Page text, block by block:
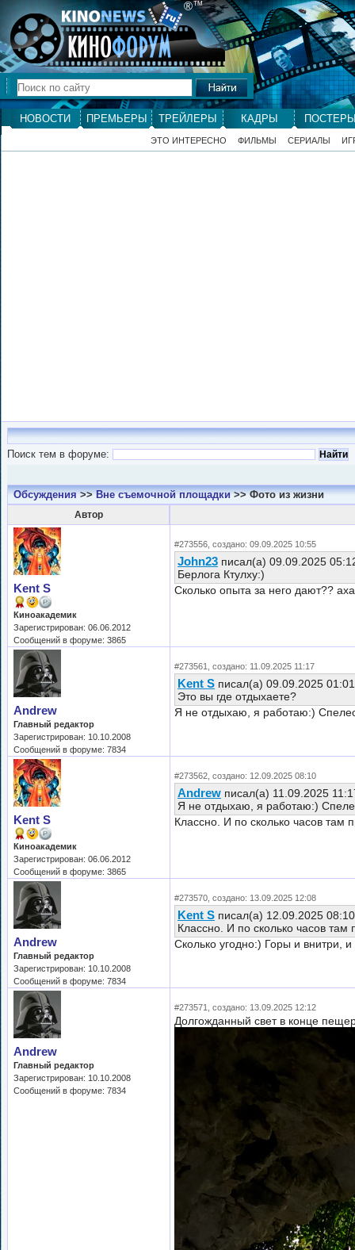
®ТМ
НОВОСТИ ПРЕМЬЕРЫ ТРЕЙЛЕРЫ КАДРЫ
ЭТО ИНТЕРЕСНО ФИЛЬМЫ СЕРИАЛЫ
Поиск тем в форуме:
Обсуждения>>Вне съемочной площадки>> Фото из жизни
Автор
Kent S
Киноакадемик
Зарегистрирован: 06.06.2012
Сообщений в форуме: 3865
#273556, создано: 09.09.2025 10:55
John23 писал(а) 09.09.2025
Берлога Ктулху:)
Сколько опыта за него дают??
Andrew
Главный редактор
Зарегистрирован: 10.10.2008
Сообщений в форуме: 7834
#273561, создано: 11.09.2025 11:17
Kent S писал(а) 09.09.2025
Это вы где отдыхаете?
Я не отдыхаю, я работаю:)
Kent S
Киноакадемик
Зарегистрирован: 06.06.2012
Сообщений в форуме: 3865
#273562, создано: 12.09.2025 08:10
Andrew писал(а) 11.09.2025
Я не отдыхаю, я работаю:)
Классно. И по сколько часов там
Andrew
Главный редактор
Зарегистрирован: 10.10.2008
Сообщений в форуме: 7834
#273570, создано: 13.09.2025 12:08
Kent S писал(а) 12.09.2025
Классно. И по сколько часов там
Сколько угодно:) Горы и внитри,
Andrew
Главный редактор
Зарегистрирован: 10.10.2008
Сообщений в форуме: 7834
#273571, создано: 13.09.2025 12:12
Долгожданный свет в конце